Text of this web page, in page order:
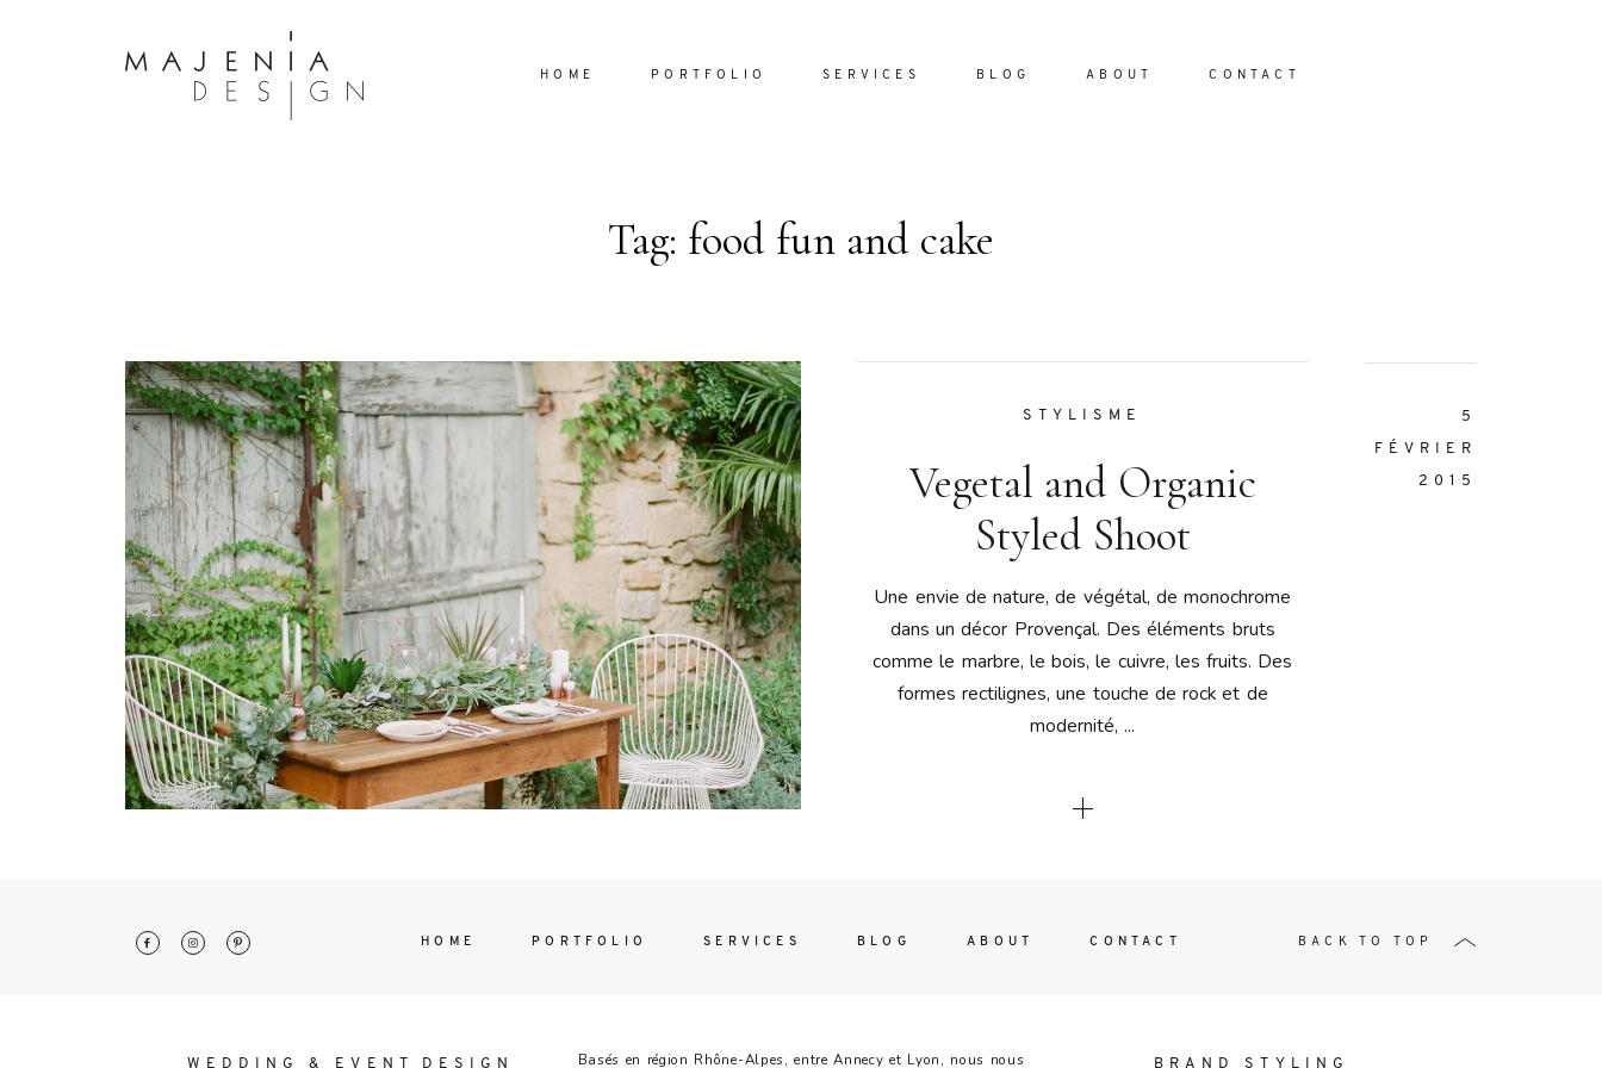
HOME PORTFOLIO SERVICES BLOG ABOUT CONTACT
Tag: food fun and cake
STYLISME 5
FÉVRIER
2015
Vegetal and Organic
Styled Shoot
Une envie de nature, de végétal, de monochrome
dans un décor Provençal. Des éléments bruts
comme le marbre, le bois, le cuivre, les fruits. Des
formes rectilignes, une touche de rock et de
modernité, ...
Nullam quis risus eget urna mollis ornare vel
eu leo. Aenean lacinia bibendum nulla sed
consectetur. Aenean lacinia bibendum nulla
sed consectetur. Maecenas faucibus mollis
interdum. Maecenas faucibus mollis
interdum. Etiam porta sem malesuada magna
mollis euismod.
Home
Services
Blog
About
Contact
FOLLOW ME
HOME PORTFOLIO SERVICES BLOG ABOUT CONTACT BACK TO TOP
WEDDING & EVENT DESIGN Basés en région Rhône-Alpes, entre Annecy et Lyon, nous nous BRAND STYLING